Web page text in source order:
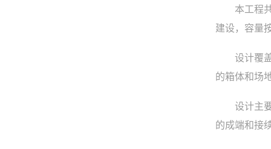
本工程
建设，容量
设计覆
的箱体和场
设计主
的成端和接